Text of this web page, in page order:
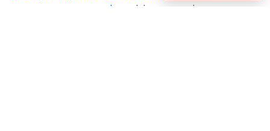
стилистикалық тәсілдерінің әлеуетін зерттеуге